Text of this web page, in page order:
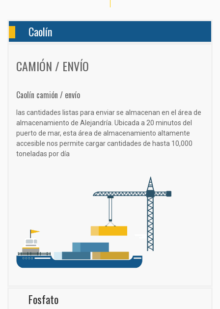
Caolín
CAMIÓN / ENVÍO
Caolín camión / envío
las cantidades listas para enviar se almacenan en el área de
almacenamiento de Alejandría. Ubicada a 20 minutos del
puerto de mar, esta área de almacenamiento altamente
accesible nos permite cargar cantidades de hasta 10,000
toneladas por día
Fosfato